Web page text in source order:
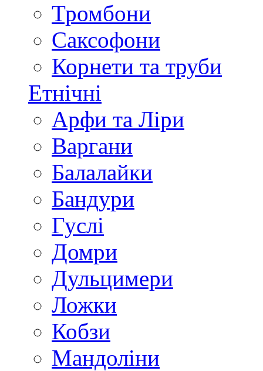
Тромбони
Саксофони
Корнети та труби
Етнічні
Арфи та Ліри
Варгани
Балалайки
Бандури
Гуслі
Домри
Дульцимери
Ложки
Кобзи
Мандоліни